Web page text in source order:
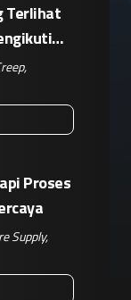
Terlihat
,
Proses
Supply,